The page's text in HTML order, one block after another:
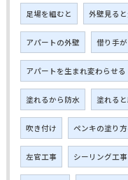
足場を組むと 外壁見る
アパートの外壁 借り手
アパートを生まれ変わらせる
塗れるから防水 塗れる
吹き付け ペンキの塗り
左官工事 シーリング工事